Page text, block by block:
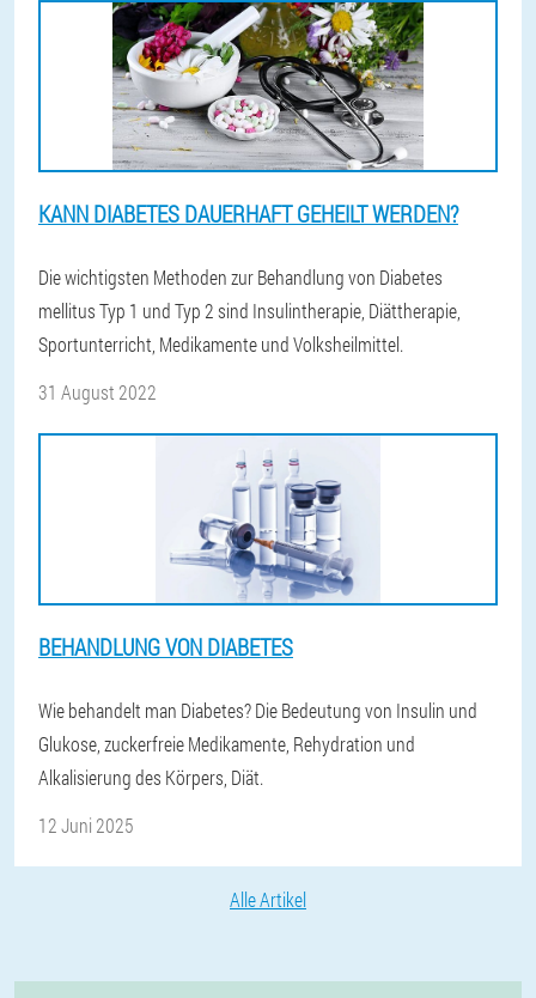
KANN DIABETES DAUERHAFT GEHEILT WERDEN?
Die wichtigsten Methoden zur Behandlung von Diabetes
mellitus Typ 1 und Typ 2 sind Insulintherapie, Diättherapie,
Sportunterricht, Medikamente und Volksheilmittel.
31 August 2022
BEHANDLUNG VON DIABETES
Wie behandelt man Diabetes? Die Bedeutung von Insulin und
Glukose, zuckerfreie Medikamente, Rehydration und
Alkalisierung des Körpers, Diät.
12 Juni 2025
Alle Artikel